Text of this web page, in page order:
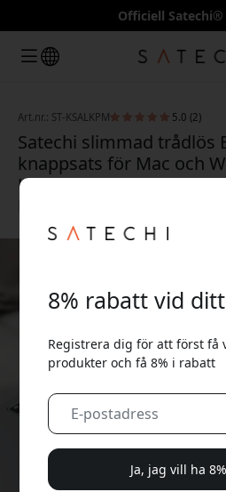
Officiell Satechi®
Art.nr.: ST-KSALKPM 5.0 (2)
Satechi slimmad trådlös
knappsats för Mac och
USB-C-laddning och
8% rabatt vid
Registrera dig för att först få
produkter och få 8% i rabatt
Ja, jag vill ha
🎉 Din